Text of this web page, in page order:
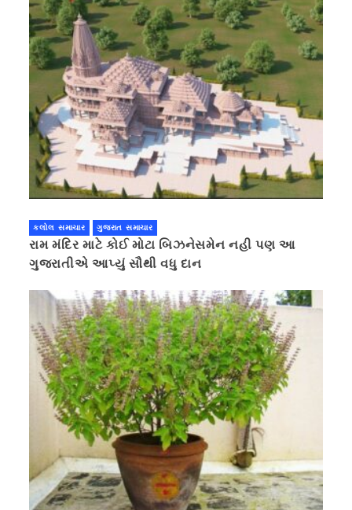
કલોલ સમાચાર ગુજરાત સમાચાર
રામ મંદિર માટે કોઈ મોટા બિઝનેસમેન નહી પણ આ
ગુજરાતીએ આપ્યું સૌથી વધુ દાન